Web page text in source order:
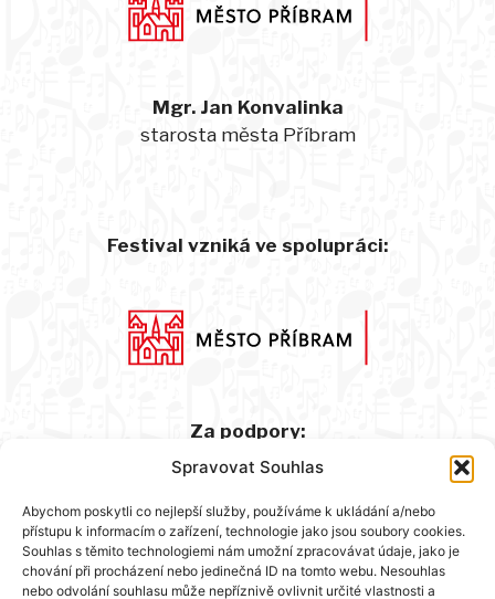
Spravovat Souhlas
Abychom poskytli co nejlepší služby, používáme k ukládání a/nebo
přístupu k informacím o zařízení, technologie jako jsou soubory cookies.
Souhlas s těmito technologiemi nám umožní zpracovávat údaje, jako je
chování při procházení nebo jedinečná ID na tomto webu. Nesouhlas
nebo odvolání souhlasu může nepříznivě ovlivnit určité vlastnosti a
Mgr. Jan Konvalinka
starosta města Příbram
Festival vzniká ve spolupráci:
Za podpory: